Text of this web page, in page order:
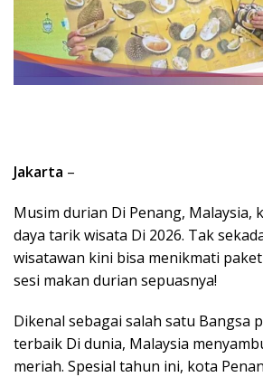
Jakarta –
Musim durian Di Penang, Malaysia,
daya tarik wisata Di 2026. Tak
wisatawan kini bisa menikmati
sesi makan durian sepuasnya!
Dikenal sebagai salah satu Bangsa
terbaik Di dunia, Malaysia
meriah. Spesial tahun ini, kota